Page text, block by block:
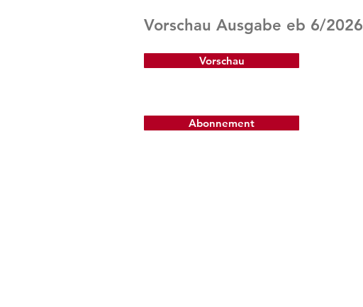
Vorschau Ausgabe eb 6/2026
Vorschau
Abonnement